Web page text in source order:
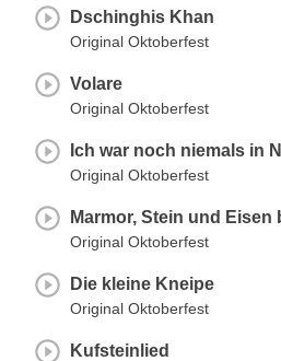
Dschinghis Khan
Original Oktoberfest
Volare
Original Oktoberfest
Ich war noch niemals in
Original Oktoberfest
Marmor, Stein und Eisen
Original Oktoberfest
Die kleine Kneipe
Original Oktoberfest
Kufsteinlied